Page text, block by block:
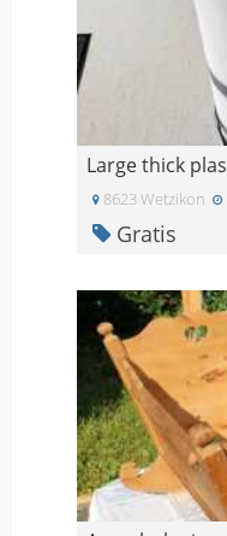
8623 Wetzikon
Gratis